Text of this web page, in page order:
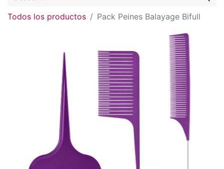
Todos los productos Pack Peines Balayage Bifull